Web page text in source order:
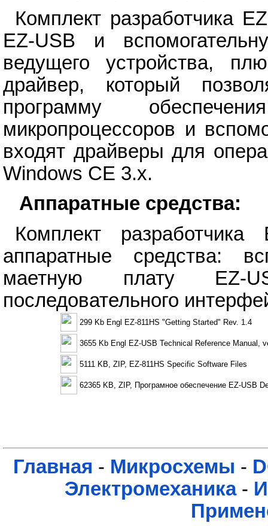
Комплект разработчика
EZ-USB и
ведущего устройства,
драйвер, который
программу
микропроцессоров и
входят драйверы для
Windows СЕ 3.x.
Аппаратные средства:
Комплект
аппаратные средства:
маетную плату EZ-
последовательного
299 Kb Engl EZ-811HS "Getting Started" Rev. 1.4
3655 Kb Engl EZ-USB Technical Reference Manual,
5111 KB, ZIP, EZ-811HS Specific Software Files
62365 KB, ZIP, Програмное обеспечение EZ-USB
Главная - Микросхемы -
Электромеханика-